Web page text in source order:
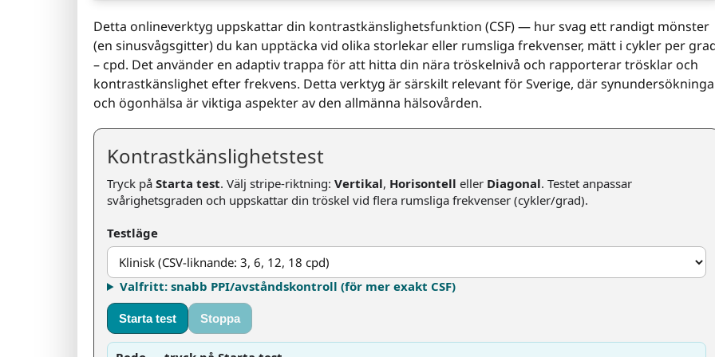
Detta onlineverktyg uppskattar din kontrastkänslighetsfunktion (CSF) — hur svag ett randigt mönster
(en sinusvågsgitter) du kan upptäcka vid olika storlekar eller rumsliga frekvenser, mätt i cykler per
– cpd. Det använder en adaptiv trappa för att hitta din nära tröskelnivå och rapporterar trösklar och
kontrastkänslighet efter frekvens. Detta verktyg är särskilt relevant för Sverige, där
och ögonhälsa är viktiga aspekter av den allmänna hälsovården.
Kontrastkänslighetstest
Tryck på Starta test. Välj stripe-riktning: Vertikal, Horisontell eller Diagonal. Testet anpassar
svårighetsgraden och uppskattar din tröskel vid flera rumsliga frekvenser (cykler/grad).
Testläge
Valfritt: snabb PPI/avståndskontroll (för mer exakt CSF)
Starta test Stoppa